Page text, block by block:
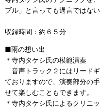
ブル」と言っても過言ではない
収録時間：約６５分
■雨の想い出
＊寺内タケシ氏の模範演奏
音声トラック２にはリード
ておりますので、演奏部分の
せて楽しむこともできます。
＊寺内タケシ氏によるクリニ